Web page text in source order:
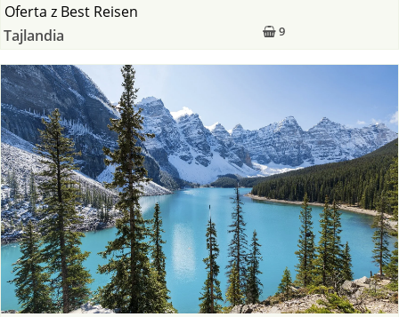
9
Oferta z Best Reisen
Tajlandia